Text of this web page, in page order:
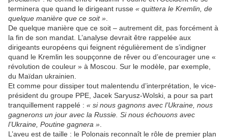
terminera que quand le dirigeant russe « quittera le Kremlin, de
quelque manière que ce soit »
De quelque manière que ce soit – autrement dit, pas forcément à
la fin de son mandat. L’analyse devrait être rappelée aux
dirigeants européens qui feignent régulièrement de s’indigner
quand le Kremlin les soupçonne de rêver ou d’encourager une «
révolution de couleur » à Moscou. Sur le modèle, par exemple,
du Maïdan ukrainien.
Et comme pour dissiper tout malentendu d’interprétation, le vice-
président du groupe PPE, Jacek Saryusz-Wolski, a pour sa part
tranquillement rappelé : « si nous gagnons avec l’Ukraine, nous
gagnerons un jour avec la Russie. Si nous échouons avec
l’Ukraine, Poutine gagnera »
L’aveu est de taille : le Polonais reconnaît le rôle de premier plan